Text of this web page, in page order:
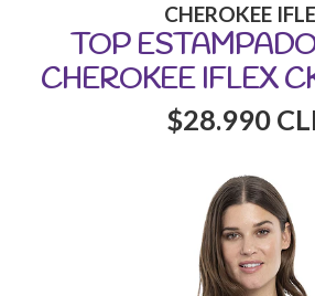
CHEROKEE
TOP
CHEROKEE IFLEX
$28.990